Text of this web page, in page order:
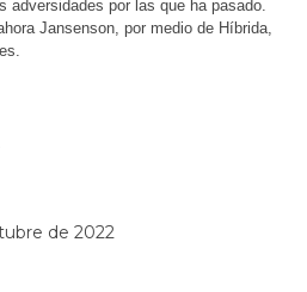
por las que ha pasado.
Jansenson, por medio de Híbrida,
de 2022